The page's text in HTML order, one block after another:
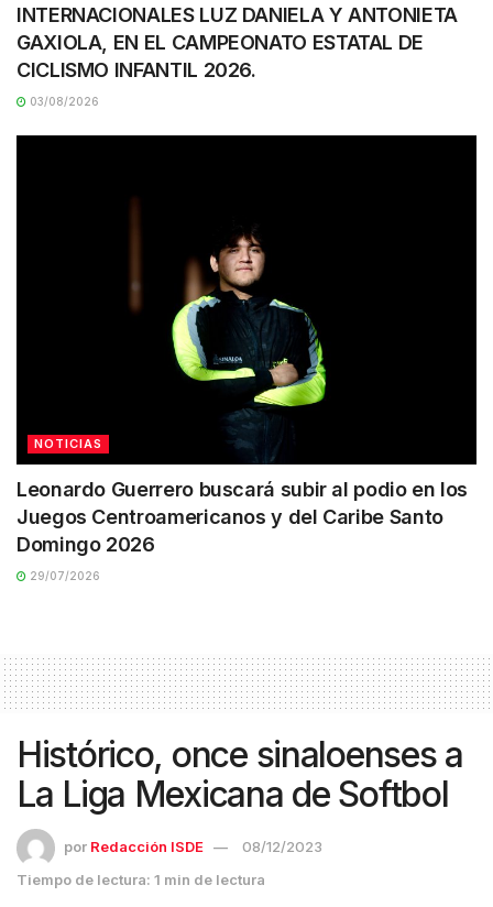
INTERNACIONALES LUZ DANIELA Y ANTONIETA
GAXIOLA, EN EL CAMPEONATO ESTATAL DE
CICLISMO INFANTIL 2026.
03/08/2026
NOTICIAS
Leonardo Guerrero buscará subir al podio en los
Juegos Centroamericanos y del Caribe Santo
Domingo 2026
29/07/2026
Histórico, once sinaloenses a
La Liga Mexicana de Softbol
por Redacción ISDE
08/12/2023
Tiempo de lectura: 1 min de lectura